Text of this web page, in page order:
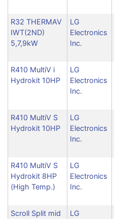
R32 THERMAV
IWT(2ND)
5,7,9kW
LG
Electronics
Inc.
R410 MultiV i
Hydrokit 10HP
LG
Electronics
Inc.
R410 MultiV S
Hydrokit 10HP
LG
Electronics
Inc.
R410 MultiV S
Hydrokit 8HP
(High Temp.)
LG
Electronics
Inc.
Scroll Split mid
LG